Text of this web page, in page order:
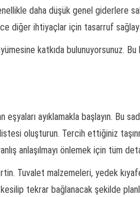
daha düşük genel giderlere
diğer ihtiyaçlar için tasarruf
katkıda bulunuyorsunuz. Bu
ayıklamakla başlayın. Bu
oluşturun. Tercih ettiğiniz
anlaşılmayı önlemek için tüm
Tuvalet malzemeleri, yedek
tekrar bağlanacak şekilde